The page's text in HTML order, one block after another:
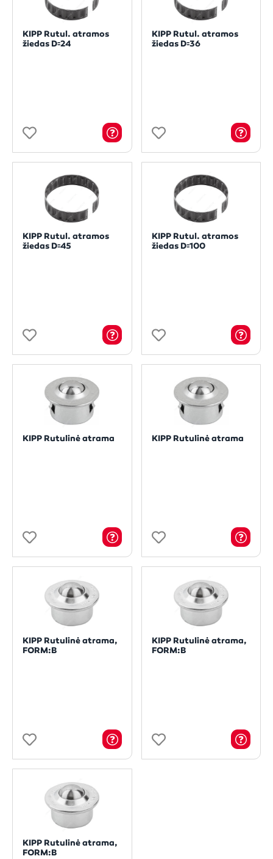
KIPP Rutul. atramos
žiedas D꞊24
KIPP Rutul. atramos
žiedas D꞊36
KIPP Rutul. atramos
žiedas D꞊45
KIPP Rutul. atramos
žiedas D꞊100
KIPP Rutulinė atrama KIPP Rutulinė atrama
KIPP Rutulinė atrama,
FORM:B
KIPP Rutulinė atrama,
FORM:B
KIPP Rutulinė atrama,
FORM:B